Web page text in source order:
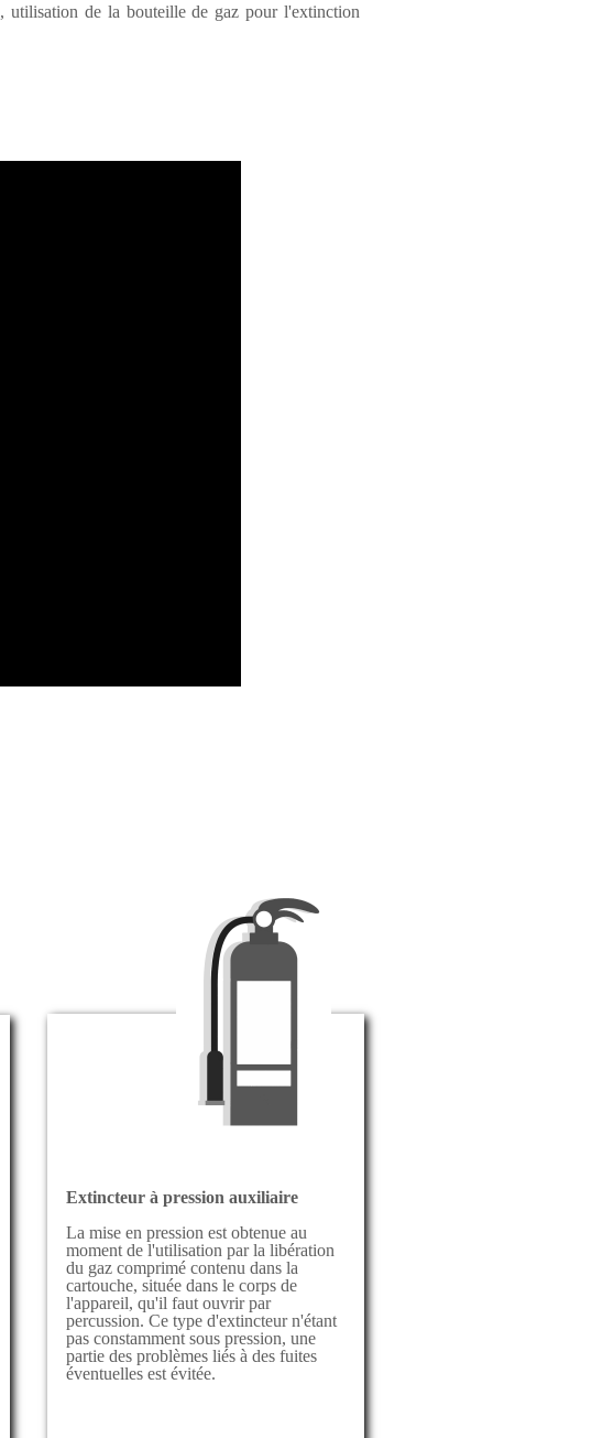
, utilisation de la bouteille de gaz pour l'extinction
Extincteur à pression auxiliaire
La mise en pression est obtenue au
moment de l'utilisation par la libération
du gaz comprimé contenu dans la
cartouche, située dans le corps de
l'appareil, qu'il faut ouvrir par
percussion. Ce type d'extincteur n'étant
pas constamment sous pression, une
partie des problèmes liés à des fuites
éventuelles est évitée.